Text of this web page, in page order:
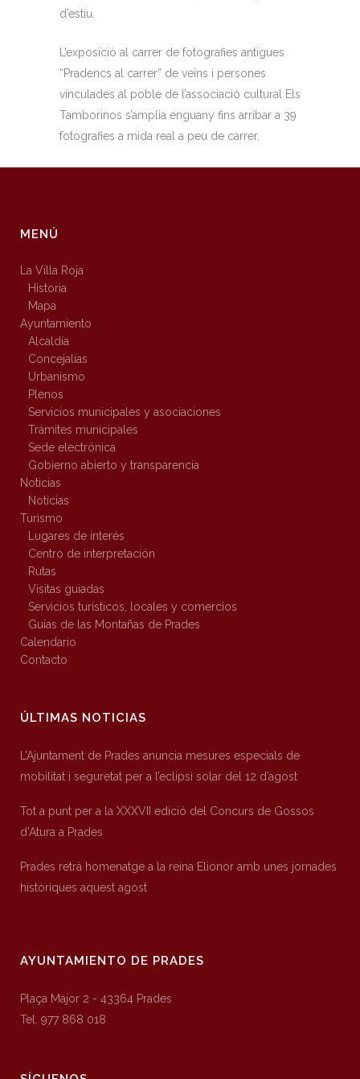
d’estiu.
L’exposició al carrer de fotografies antigues
“Pradencs al carrer” de veïns i persones
vinculades al poble de l’associació cultural Els
Tamborinos s’amplia enguany fins arribar a 39
fotografies a mida real a peu de carrer.
MENÚ
La Villa Roja
Historia
Mapa
Ayuntamiento
Alcaldía
Concejalías
Urbanismo
Plenos
Servicios municipales y asociaciones
Trámites municipales
Sede electrónica
Gobierno abierto y transparencia
Noticias
Noticias
Turismo
Lugares de interés
Centro de interpretación
Rutas
Visitas guiadas
Servicios turísticos, locales y comercios
Guías de las Montañas de Prades
Calendario
Contacto
ÚLTIMAS NOTICIAS
L’Ajuntament de Prades anuncia mesures especials de
mobilitat i seguretat per a l’eclipsi solar del 12 d’agost
Tot a punt per a la XXXVII edició del Concurs de Gossos
d’Atura a Prades
Prades retrà homenatge a la reina Elionor amb unes jornades
històriques aquest agost
AYUNTAMIENTO DE PRADES
Plaça Major 2 - 43364 Prades
Tel. 977 868 018